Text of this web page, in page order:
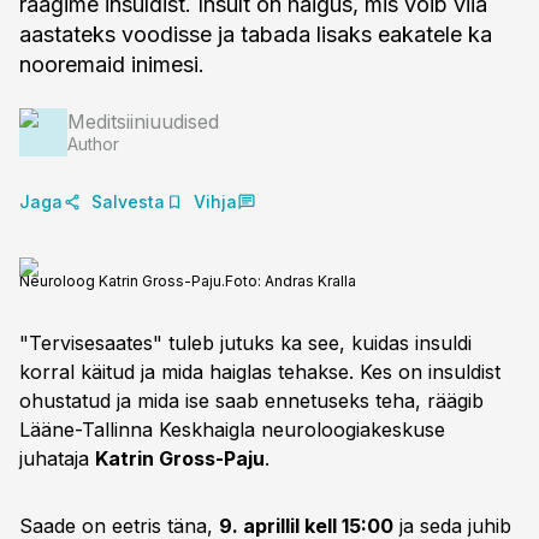
aastateks voodisse ja tabada lisaks eakatele ka
nooremaid inimesi.
Meditsiiniuudised
Author
Jaga Salvesta Vihja
Neuroloog Katrin Gross-Paju.Foto: Andras Kralla
"Tervisesaates" tuleb jutuks ka see, kuidas insuldi
korral käitud ja mida haiglas tehakse. Kes on insuldist
ohustatud ja mida ise saab ennetuseks teha, räägib
Lääne-Tallinna Keskhaigla neuroloogiakeskuse
juhataja Katrin Gross-Paju.
Saade on eetris täna, 9. aprillil kell 15:00 ja seda juhib